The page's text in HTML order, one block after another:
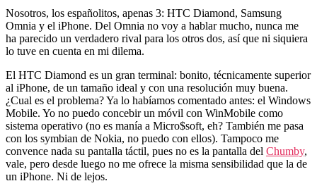
Nosotros, los españolitos, apenas 3: HTC Diamond, Samsung
Omnia y el iPhone. Del Omnia no voy a hablar mucho, nunca me
ha parecido un verdadero rival para los otros dos, así que ni siquiera
lo tuve en cuenta en mi dilema.
El HTC Diamond es un gran terminal: bonito, técnicamente superior
al iPhone, de un tamaño ideal y con una resolución muy buena.
¿Cual es el problema? Ya lo habíamos comentado antes: el Windows
Mobile. Yo no puedo concebir un móvil con WinMobile como
sistema operativo (no es manía a Micro$soft, eh? También me pasa
con los symbian de Nokia, no puedo con ellos). Tampoco me
convence nada su pantalla táctil, pues no es la pantalla del Chumby,
vale, pero desde luego no me ofrece la misma sensibilidad que la de
un iPhone. Ni de lejos.